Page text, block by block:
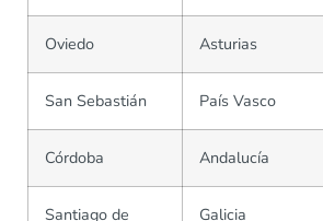
Oviedo Asturias
San Sebastián País Vasco
Córdoba Andalucía
Santiago de
Galicia